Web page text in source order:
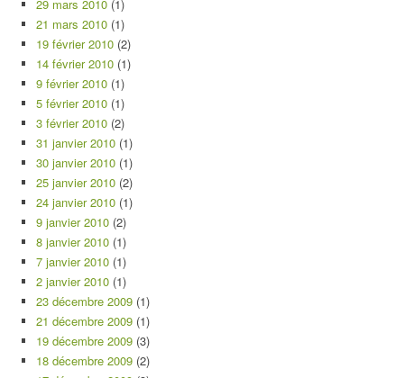
29 mars 2010 (1)
21 mars 2010 (1)
19 février 2010 (2)
14 février 2010 (1)
9 février 2010 (1)
5 février 2010 (1)
3 février 2010 (2)
31 janvier 2010 (1)
30 janvier 2010 (1)
25 janvier 2010 (2)
24 janvier 2010 (1)
9 janvier 2010 (2)
8 janvier 2010 (1)
7 janvier 2010 (1)
2 janvier 2010 (1)
23 décembre 2009 (1)
21 décembre 2009 (1)
19 décembre 2009 (3)
18 décembre 2009 (2)